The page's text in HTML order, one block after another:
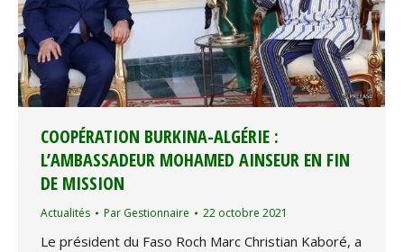
COOPÉRATION BURKINA-ALGÉRIE :
L’AMBASSADEUR MOHAMED AINSEUR EN FIN
DE MISSION
Actualités Par Gestionnaire 22 octobre 2021
Le président du Faso Roch Marc Christian Kaboré, a